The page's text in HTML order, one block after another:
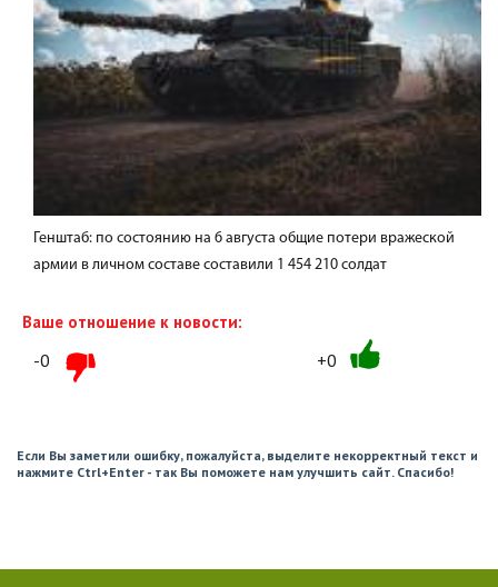
Генштаб: по состоянию на 6 августа общие потери вражеской
армии в личном составе составили 1 454 210 солдат
Ваше отношение к новости:
-0 +0
Если Вы заметили ошибку, пожалуйста, выделите некорректный текст и
нажмите Ctrl+Enter - так Вы поможете нам улучшить сайт. Спасибо!